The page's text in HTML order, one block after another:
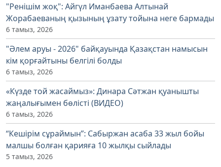
"Ренішім жоқ": Айгүл Иманбаева Алтынай
Жорабаеваның қызының ұзату тойына неге бармады
6 тамыз, 2026
"Әлем аруы - 2026" байқауында Қазақстан намысын
кім қорғайтыны белгілі болды
6 тамыз, 2026
«Күзде той жасаймыз»: Динара Сәтжан қуанышты
жаңалығымен бөлісті (ВИДЕО)
6 тамыз, 2026
“Кешірім сұраймын”: Сабыржан асаба 33 жыл бойы
малшы болған қарияға 10 жылқы сыйлады
5 тамыз, 2026